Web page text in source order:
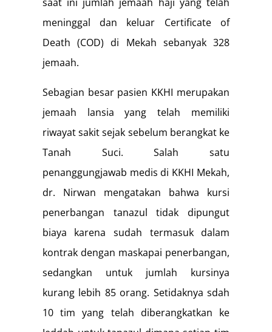
meninggal dan keluar Certificate of
Death (COD) di Mekah sebanyak 328
jemaah.
Sebagian besar pasien KKHI merupakan
jemaah lansia yang telah memiliki
riwayat sakit sejak sebelum berangkat ke
Tanah Suci. Salah satu
penanggungjawab medis di KKHI Mekah,
dr. Nirwan mengatakan bahwa kursi
penerbangan tanazul tidak dipungut
biaya karena sudah termasuk dalam
kontrak dengan maskapai penerbangan,
sedangkan untuk jumlah kursinya
kurang lebih 85 orang. Setidaknya sdah
10 tim yang telah diberangkatkan ke